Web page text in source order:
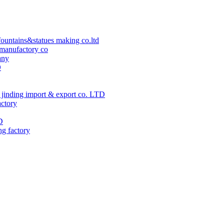
making co.ltd
co
jinding import & export co. LTD
factory